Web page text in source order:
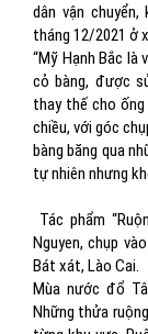
dân vận
tháng 12/2021 ở
“Mỹ Hạnh Bắc là
cỏ bàng, được
thay thế cho ống
chiều, với góc
bàng băng qua
tự nhiên nhưng
Tác phẩm
Nguyen, chụp
Bát xát, Lào Cai.
Mùa nước đổ
Những thửa